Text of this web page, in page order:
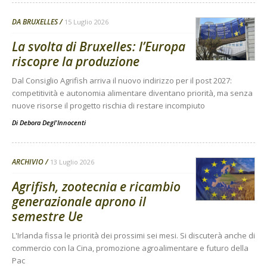
DA BRUXELLES 15 Luglio 2026
La svolta di Bruxelles: l’Europa
riscopre la produzione
Dal Consiglio Agrifish arriva il nuovo indirizzo per il post 2027:
competitività e autonomia alimentare diventano priorità, ma senza
nuove risorse il progetto rischia di restare incompiuto
Di Debora Degl'Innocenti
ARCHIVIO 13 Luglio 2026
Agrifish, zootecnia e ricambio
generazionale aprono il
semestre Ue
L'Irlanda fissa le priorità dei prossimi sei mesi. Si discuterà anche di
commercio con la Cina, promozione agroalimentare e futuro della
Pac